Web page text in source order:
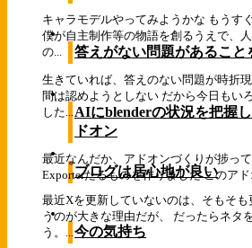
キャラモデルやってみようかな もうす
僕が自主制作等の物語を創るうえで、
の...
答えがない問題があること
生きていれば、答えのない問題が時折
間は認めようとしない だから今日もい
した...AIにblenderの状況を把握
ドオン
最近なんだか、アドオンづくりが捗っ
Exporterたるものを作りました このア
ブログは居心地が良い
最近Xを更新していないのは、そもそ
うのが大きな理由だが、 だったらネタ
う。... 今の気持ち